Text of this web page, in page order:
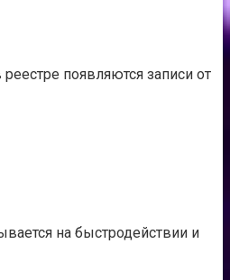
появляются записи от
на быстродействии и